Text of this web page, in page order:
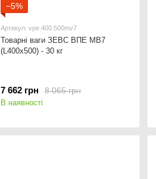
−5%
Артикул: vpe.400.500mv7
Товарні ваги ЗЕВС ВПЕ МВ7
(L400x500) - 30 кг
8 065 грн
7 662 грн
В наявності